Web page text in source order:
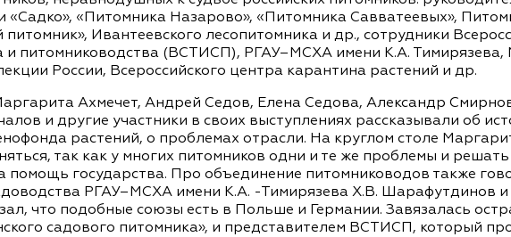
«Садко», «Питомника Назарово», «Питомника Савватеевых»,
Ивантеевского лесопитомника и др., сотрудники
и питомниководства (ВСТИСП), РГАУ–МСХА имени К.А. Тимирязева,
России, Всероссийского центра карантина растений и др.
Ахмечет, Андрей Седов, Елена Седова, Александр
и другие участники в своих выступлениях рассказывали об
растений, о проблемах отрасли. На круглом столе
так как у многих питомников одни и те же проблемы и решать
помощь государства. Про объединение питомниководов также
РГАУ–МСХА имени К.А. -Тимирязева Х.В. Шарафутдинов
что подобные союзы есть в Польше и Германии. Завязалась
садового питомника», и представителем ВСТИСП, который